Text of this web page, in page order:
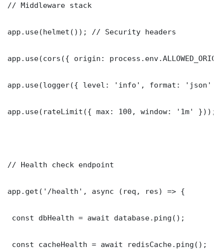
// Middleware stack
app.use(helmet()); // Security headers
app.use(cors({ origin:
app.use(logger({ level: 'info', format: 'json'
app.use(rateLimit({ max: 100, window: '1m' }));
// Health check endpoint
app.get('/health', async (req, res) => {
const dbHealth = await database.ping();
const cacheHealth = await redisCache.ping();